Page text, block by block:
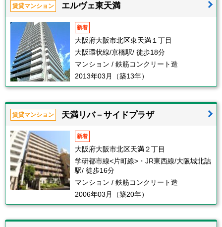
賃貸マンション エルヴェ東天満
新着
大阪府大阪市北区東天満１丁目
大阪環状線/京橋駅/ 徒歩18分
マンション / 鉄筋コンクリート造
2013年03月（築13年）
賃貸マンション 天満リバ－サイドプラザ
新着
大阪府大阪市北区天満２丁目
学研都市線<片町線>・JR東西線/大阪城北詰
駅/ 徒歩16分
マンション / 鉄筋コンクリート造
2006年03月（築20年）